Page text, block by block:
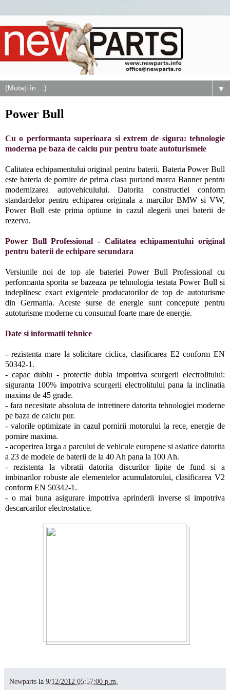
▼
Power Bull
Cu o performanta superioara si extrem de sigura: tehnologie
moderna pe baza de calciu pur pentru toate autoturismele
Calitatea echipamentului original pentru baterii. Bateria Power Bull
este bateria de pornire de prima clasa purtand marca Banner pentru
modernizarea autovehiculului. Datorita constructiei conform
standardelor pentru echiparea originala a marcilor BMW si VW,
Power Bull este prima optiune in cazul alegerii unei baterii de
rezerva.
Power Bull Professional - Calitatea echipamentului original
pentru baterii de echipare secundara
Versiunile noi de top ale bateriei Power Bull Professional cu
performanta sporita se bazeaza pe tehnologia testata Power Bull si
indeplinesc exact exigentele producatorilor de top de autoturisme
din Germania. Aceste surse de energie sunt concepute pentru
autoturisme moderne cu consumul foarte mare de energie.
Date si informatii tehnice
- rezistenta mare la solicitare ciclica, clasificarea E2 conform EN
50342-1.
- capac dublu - protectie dubla impotriva scurgerii electrolitului:
siguranta 100% impotriva scurgerii electrolitului pana la inclinatia
maxima de 45 grade.
- fara necesitate absoluta de intretinere datorita tehnologiei moderne
pe baza de calciu pur.
- valorile optimizate in cazul pornirii motorului la rece, energie de
pornire maxima.
- acoperirea larga a parcului de vehicule europene si asiatice datorita
a 23 de modele de baterii de la 40 Ah pana la 100 Ah.
- rezistenta la vibratii datorita discurilor lipite de fund si a
imbinarilor robuste ale elementelor acumulatorului, clasificarea V2
conform EN 50342-1.
- o mai buna asigurare impotriva aprinderii inverse si impotriva
descarcarilor electrostatice.
Newparts la 9/12/2012 05:57:00 p.m.